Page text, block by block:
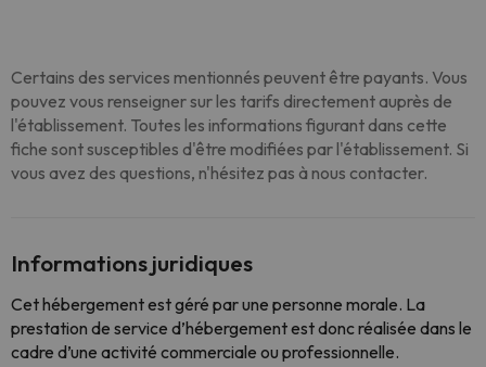
Certains des services mentionnés peuvent être payants. Vous
pouvez vous renseigner sur les tarifs directement auprès de
l'établissement. Toutes les informations figurant dans cette
fiche sont susceptibles d'être modifiées par l'établissement. Si
vous avez des questions, n'hésitez pas à nous contacter.
Informations juridiques
Cet hébergement est géré par une personne morale. La
prestation de service d’hébergement est donc réalisée dans le
cadre d’une activité commerciale ou professionnelle.